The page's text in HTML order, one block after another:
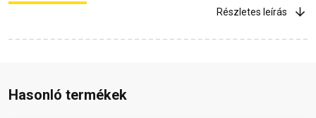
Részletes leírás
Hasonló termékek